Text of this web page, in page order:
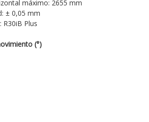
máximo: 2655 mm
± 0,05 mm
Plus
(°)